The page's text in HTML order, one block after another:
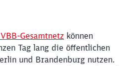
Gesamtnetz können
Tag lang die öffentlichen
und Brandenburg nutzen.